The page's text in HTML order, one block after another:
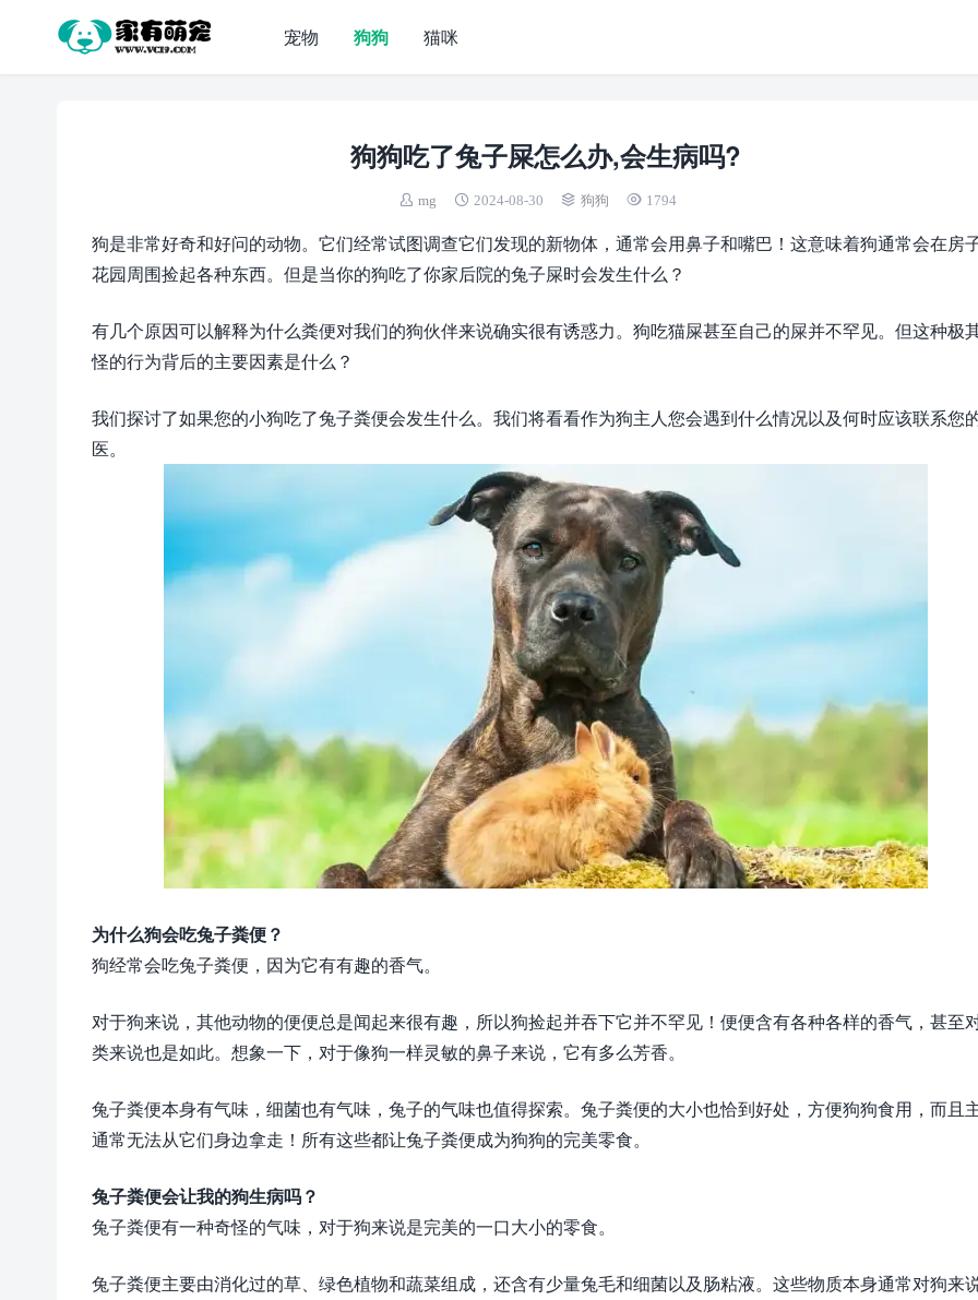
宠物 狗狗 猫咪
狗狗吃了兔子屎怎么办,会生病吗?
mg 2024-08-30 狗狗 1794
狗是非常好奇和好问的动物。它们经常试图调查它们发现的新物体，通常会用鼻子和嘴巴！这意味着狗通常会在房
花园周围捡起各种东西。但是当你的狗吃了你家后院的兔子屎时会发生什么？
有几个原因可以解释为什么粪便对我们的狗伙伴来说确实很有诱惑力。狗吃猫屎甚至自己的屎并不罕见。但这种极
怪的行为背后的主要因素是什么？
我们探讨了如果您的小狗吃了兔子粪便会发生什么。我们将看看作为狗主人您会遇到什么情况以及何时应该联系您
医。
为什么狗会吃兔子粪便？
狗经常会吃兔子粪便，因为它有有趣的香气。
对于狗来说，其他动物的便便总是闻起来很有趣，所以狗捡起并吞下它并不罕见！便便含有各种各样的香气，甚至
类来说也是如此。想象一下，对于像狗一样灵敏的鼻子来说，它有多么芳香。
兔子粪便本身有气味，细菌也有气味，兔子的气味也值得探索。兔子粪便的大小也恰到好处，方便狗狗食用，而且
通常无法从它们身边拿走！所有这些都让兔子粪便成为狗狗的完美零食。
兔子粪便会让我的狗生病吗？
兔子粪便有一种奇怪的气味，对于狗来说是完美的一口大小的零食。
兔子粪便主要由消化过的草、绿色植物和蔬菜组成，还含有少量兔毛和细菌以及肠粘液。这些物质本身通常对狗来